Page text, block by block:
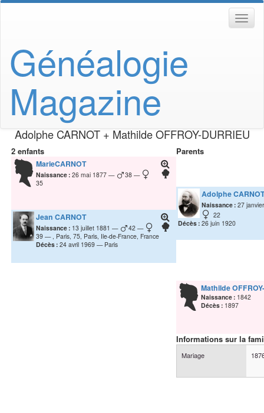
Généalogie
Magazine
AdolpheCARNOT+MathildeOFFROY-DURRIEU
2 enfants
MarieCARNOT
Naissance : 26 mai 1877
38
35
Jean CARNOT
Naissance : 13 juillet 1881
42
39
, Paris, 75, Paris, Ile-de-France, France
Décès : 24 avril 1969 Paris
Parents
Adolphe
Naissance : 27
22
Décès : 26 juin 1920
Mathilde
Naissance : 1842
Décès : 1897
Informations sur la
Mariage